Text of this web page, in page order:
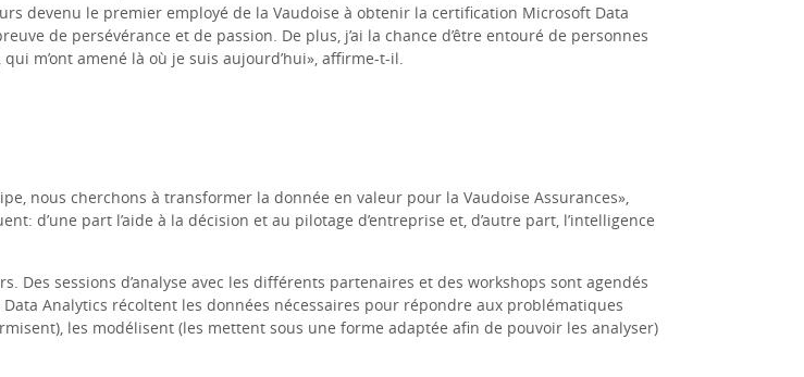
devenu le premier employé de la Vaudoise à obtenir la certification Microsoft Data
de persévérance et de passion. De plus, j’ai la chance d’être entouré de personnes
m’ont amené là où je suis aujourd’hui», affirme-t-il.
nous cherchons à transformer la donnée en valeur pour la Vaudoise Assurances»,
d’une part l’aide à la décision et au pilotage d’entreprise et, d’autre part, l’intelligence
sessions d’analyse avec les différents partenaires et des workshops sont agendés
Analytics récoltent les données nécessaires pour répondre aux problématiques
les modélisent (les mettent sous une forme adaptée afin de pouvoir les analyser)